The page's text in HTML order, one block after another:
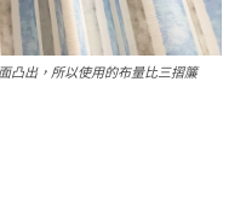
凸出，所以使用的布量比三摺簾